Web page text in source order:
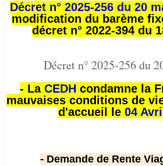
Décret n° 2025-256 du 20
modification du barème
décret n° 2022-394 du
Décret n° 2025-256 du
- La CEDH condamne la
mauvaises conditions de
d'accueil le 04
- Demande de Rente